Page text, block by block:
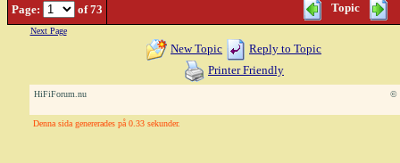
Page: of 73 Topic
Next Page
New Topic
Reply to Topic
Printer Friendly
HiFiForum.nu ©
Denna sida genererades på 0.33 sekunder.